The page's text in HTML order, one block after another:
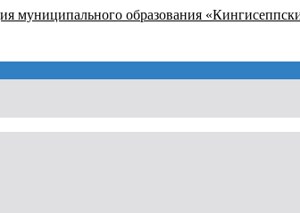
муниципального образования